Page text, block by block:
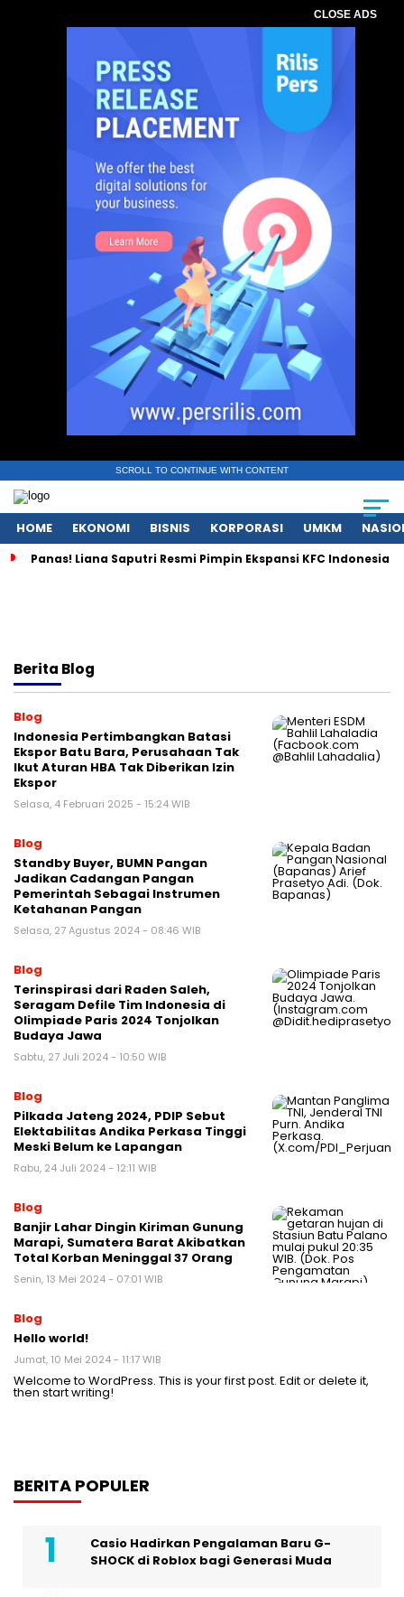
CLOSE ADS
SCROLL TO CONTINUE WITH CONTENT
HOME EKONOMI BISNIS KORPORASI UMKM
Panas! Liana Saputri Resmi Pimpin Ekspansi KFC Indonesia
Berita Blog
Blog
Indonesia Pertimbangkan Batasi
Ekspor Batu Bara, Perusahaan Tak
Ikut Aturan HBA Tak Diberikan Izin
Ekspor
Selasa, 4 Februari 2025 - 15:24 WIB
Blog
Standby Buyer, BUMN Pangan
Jadikan Cadangan Pangan
Pemerintah Sebagai Instrumen
Ketahanan Pangan
Selasa, 27 Agustus 2024 - 08:46 WIB
Blog
Terinspirasi dari Raden Saleh,
Seragam Defile Tim Indonesia di
Olimpiade Paris 2024 Tonjolkan
Budaya Jawa
Sabtu, 27 Juli 2024 - 10:50 WIB
Blog
Pilkada Jateng 2024, PDIP Sebut
Elektabilitas Andika Perkasa Tinggi
Meski Belum ke Lapangan
Rabu, 24 Juli 2024 - 12:11 WIB
Blog
Banjir Lahar Dingin Kiriman Gunung
Marapi, Sumatera Barat Akibatkan
Total Korban Meninggal 37 Orang
Senin, 13 Mei 2024 - 07:01 WIB
Blog
Hello world!
Jumat, 10 Mei 2024 - 11:17 WIB
Welcome to WordPress. This is your first post. Edit or delete it,
then start writing!
BERITA POPULER
Casio Hadirkan Pengalaman Baru G-
SHOCK di Roblox bagi Generasi Muda